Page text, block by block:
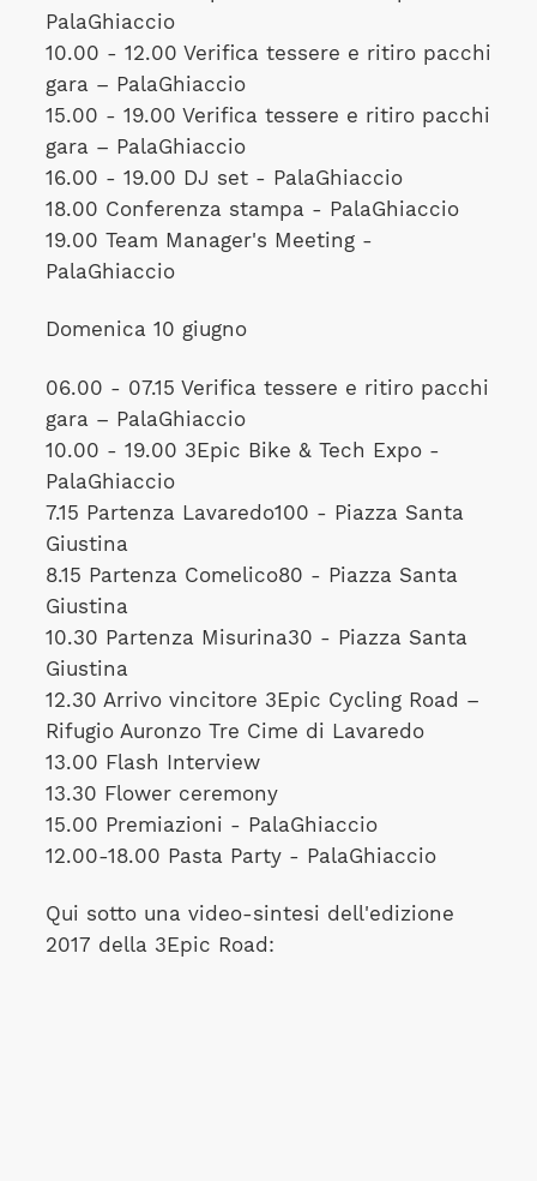
PalaGhiaccio
10.00 - 12.00 Verifica tessere e ritiro pacchi
gara – PalaGhiaccio
15.00 - 19.00 Verifica tessere e ritiro pacchi
gara – PalaGhiaccio
16.00 - 19.00 DJ set - PalaGhiaccio
18.00 Conferenza stampa - PalaGhiaccio
19.00 Team Manager's Meeting -
PalaGhiaccio
Domenica 10 giugno
06.00 - 07.15 Verifica tessere e ritiro pacchi
gara – PalaGhiaccio
10.00 - 19.00 3Epic Bike & Tech Expo -
PalaGhiaccio
7.15 Partenza Lavaredo100 - Piazza Santa
Giustina
8.15 Partenza Comelico80 - Piazza Santa
Giustina
10.30 Partenza Misurina30 - Piazza Santa
Giustina
12.30 Arrivo vincitore 3Epic Cycling Road –
Rifugio Auronzo Tre Cime di Lavaredo
13.00 Flash Interview
13.30 Flower ceremony
15.00 Premiazioni - PalaGhiaccio
12.00-18.00 Pasta Party - PalaGhiaccio
Qui sotto una video-sintesi dell'edizione
2017 della 3Epic Road: